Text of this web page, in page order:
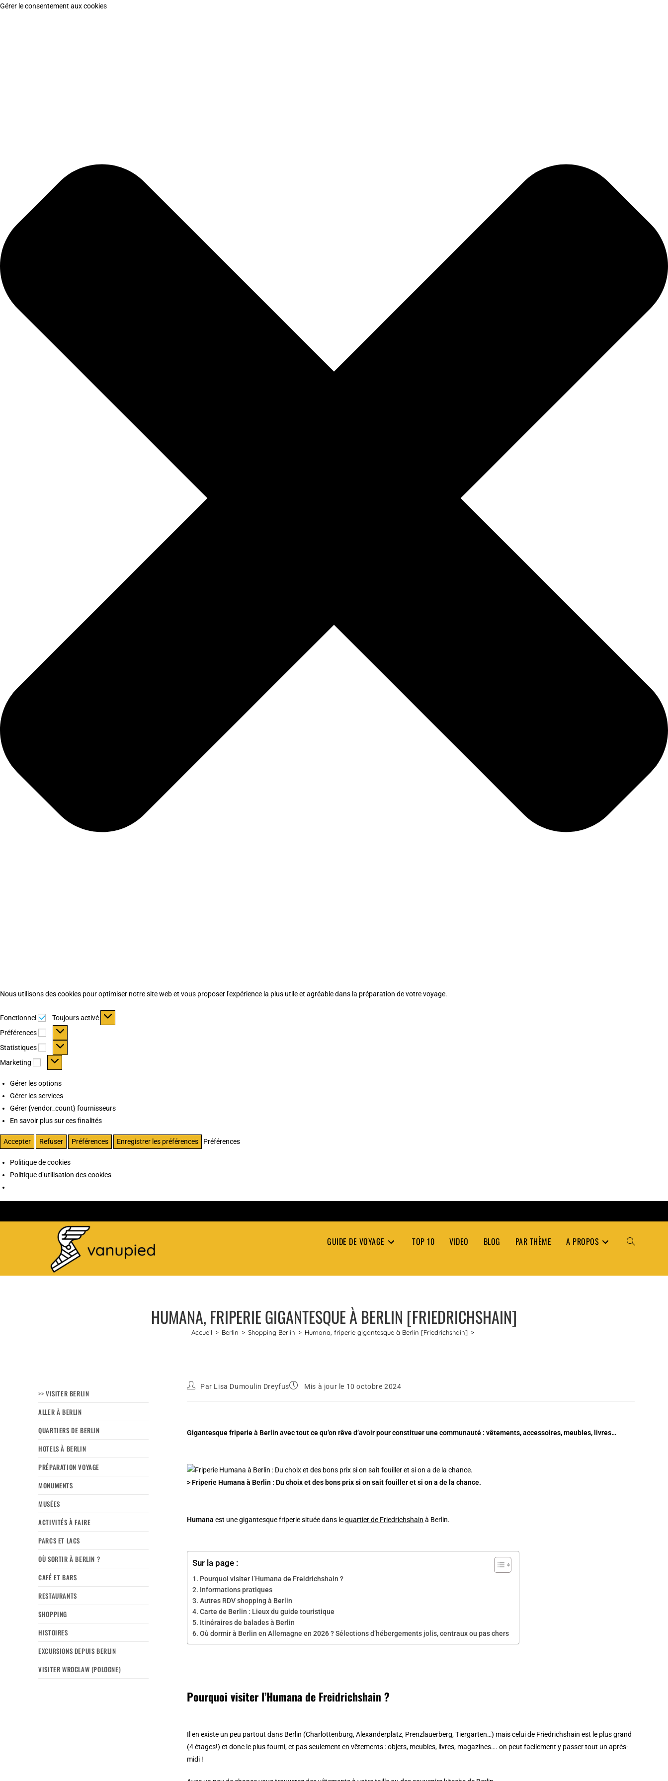
Gérer le consentement aux cookies
Nous utilisons des cookies pour optimiser notre site web et vous proposer l'expérience la plus utile et agréable dans la préparation de votre voyage.
Fonctionnel Fonctionnel
Toujours activé
Préférences
Préférences
Statistiques Statistiques
Marketing Marketing
Gérer les options
Gérer les services
Gérer {vendor_count} fournisseurs
En savoir plus sur ces finalités
Accepter Refuser Préférences Enregistrer les préférences Préférences
Politique de cookies
Politique d’utilisation des cookies
GUIDE DE VOYAGE TOP 10 VIDEO BLOG PAR THÈME A PROPOS TOGGLE
HUMANA, FRIPERIE GIGANTESQUE À BERLIN [FRIEDRICHSHAIN]
Accueil > Berlin > Shopping Berlin > Humana, friperie gigantesque à Berlin [Friedrichshain] >
>> VISITER BERLIN
ALLER À BERLIN
QUARTIERS DE BERLIN
HOTELS À BERLIN
PRÉPARATION VOYAGE
MONUMENTS
MUSÉES
ACTIVITÉS À FAIRE
PARCS ET LACS
OÙ SORTIR À BERLIN ?
CAFÉ ET BARS
RESTAURANTS
SHOPPING
HISTOIRES
EXCURSIONS DEPUIS BERLIN
VISITER WROCLAW (POLOGNE)
Par Lisa Dumoulin Dreyfus Mis à jour le 10 octobre 2024
Gigantesque friperie à Berlin avec tout ce qu’on rêve d’avoir pour constituer une communauté : vêtements, accessoires, meubles, livres…
> Friperie Humana à Berlin : Du choix et des bons prix si on sait fouiller et si on a de la chance.
Humana est une gigantesque friperie située dans lequartier de Friedrichshain à Berlin.
Sur la page :
Pourquoi visiter l’Humana de Freidrichshain ?
Informations pratiques
Autres RDV shopping à Berlin
Carte de Berlin : Lieux du guide touristique
Itinéraires de balades à Berlin
Où dormir à Berlin en Allemagne en 2026 ? Sélections d’hébergements jolis, centraux ou pas chers
Pourquoi visiter l’Humana de Freidrichshain ?
Il en existe un peu partout dans Berlin (Charlottenburg, Alexanderplatz, Prenzlauerberg, Tiergarten…) mais celui de Friedrichshain est le plus grand
(4 étages!) et donc le plus fourni, et pas seulement en vêtements : objets, meubles, livres, magazines…. on peut facilement y passer tout un après-
midi !